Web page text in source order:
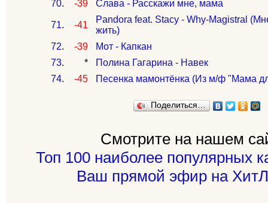
70. -39 Слава - Расскажи мне, мама
71. -41
Pandora feat. Stacy - Why-Magistral
жить)
72. -39
Мот - Капкан
73. *
Полина Гагарина - Навек
74. -45 Песенка мамонтёнка (Из м/ф "Мама
Поделиться…
Смотрите на нашем
Топ 100 наиболее популярных
Ваш прямой эфир на